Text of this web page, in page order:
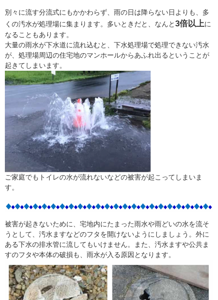
別々に流す分流式にもかかわらず、雨の日は降らない日よりも、多
くの汚水が処理場に集まります。多いときだと、なんと3倍以上に
なることもあります。
大量の雨水が下水道に流れ込むと、下水処理場で処理できない汚水
が、処理場周辺の住宅地のマンホールからあふれ出るということが
起きてしまいます。
ご家庭でもトイレの水が流れないなどの被害が起こってしまいま
す。
被害が起きないために、宅地内にたまった雨水や雨どいの水を流そ
うとして、汚水ますなどのフタを開けないようにしましょう。外に
ある下水の排水管に流してもいけません。また、汚水ますや公共ま
すのフタや本体の破損も、雨水が入る原因となります。